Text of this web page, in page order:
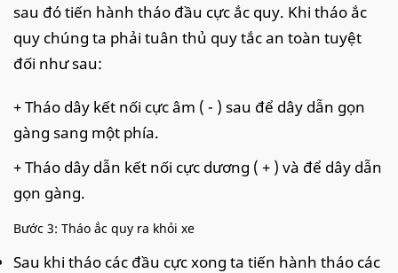
sau đó tiến hành tháo đầu cực ắc quy. Khi tháo ắc
quy chúng ta phải tuân thủ quy tắc an toàn tuyệt
đối như sau:
+ Tháo dây kết nối cực âm ( - ) sau để dây dẫn gọn
gàng sang một phía.
+ Tháo dây dẫn kết nối cực dương ( + ) và để dây dẫn
gọn gàng.
Bước 3: Tháo ắc quy ra khỏi xe
Sau khi tháo các đầu cực xong ta tiến hành tháo các